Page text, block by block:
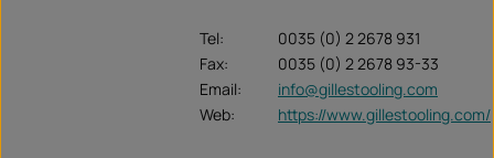
Tel:
0035 (0) 2 2678 931
Fax:
0035 (0) 2 2678 93-33
Email:
info@gillestooling.com
Web:
https://www.gillestooling.com/